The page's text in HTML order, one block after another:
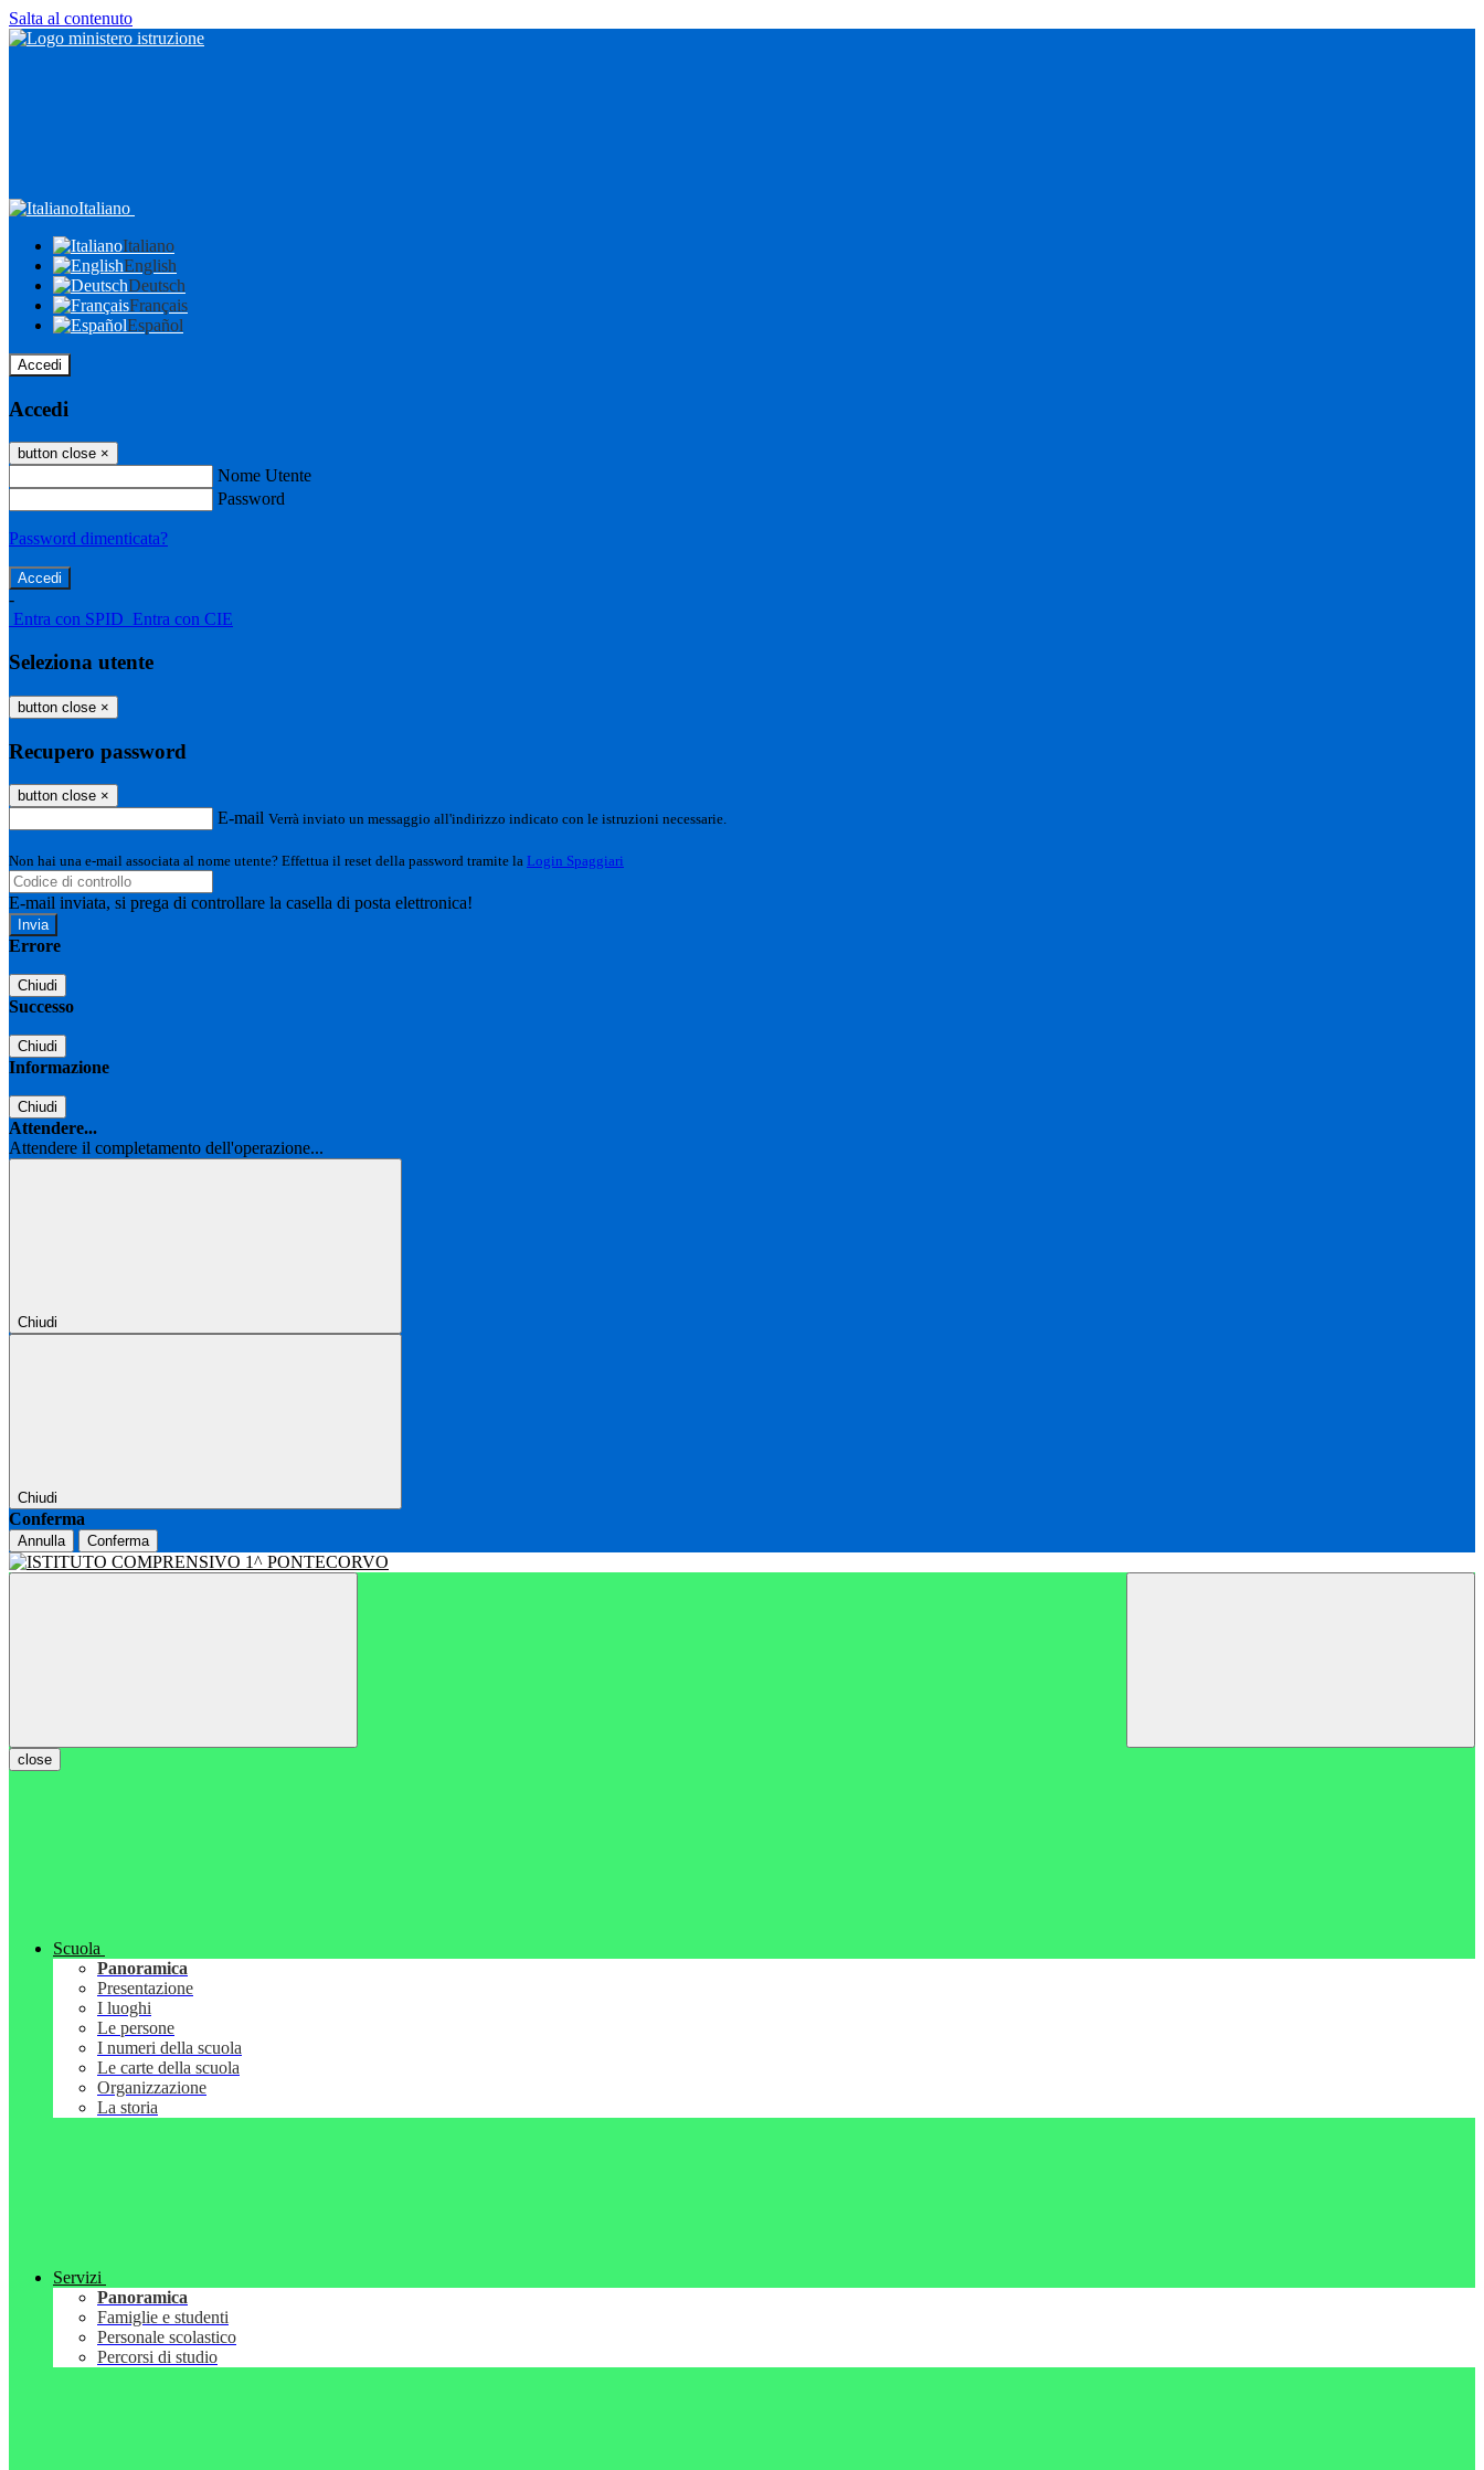
Salta al contenuto
Italiano
Italiano
English
Deutsch
Français
Español
Accedi
Accedi
button close ×
Nome Utente
Password
Password dimenticata?
-
Entra con SPID Entra con CIE
Seleziona utente
button close ×
Recupero password
button close ×
E-mail Verrà inviato un messaggio all'indirizzo indicato con le istruzioni necessarie.
Non hai una e-mail associata al nome utente? Effettua il reset della password tramite la Login Spaggiari
E-mail inviata, si prega di controllare la casella di posta elettronica!
Errore
Chiudi
Successo
Chiudi
Informazione
Chiudi
Attendere...
Attendere il completamento dell'operazione...
Chiudi
Chiudi
Conferma
Annulla Conferma
close
Scuola
Panoramica
Presentazione
I luoghi
Le persone
I numeri della scuola
Le carte della scuola
Organizzazione
La storia
Servizi
Panoramica
Famiglie e studenti
Personale scolastico
Percorsi di studio